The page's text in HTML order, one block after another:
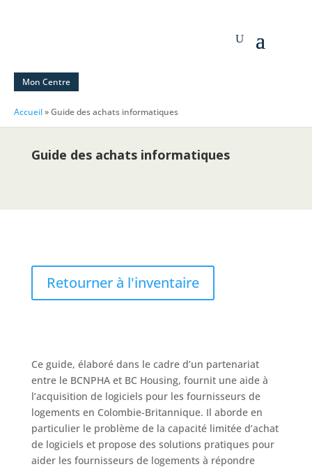
Mon Centre
Accueil»Guide des achats informatiques
Guide des achats informatiques
Retourner à l'inventaire
Ce guide, élaboré dans le cadre d’un partenariat
entre le BCNPHA et BC Housing, fournit une aide à
l’acquisition de logiciels pour les fournisseurs de
logements en Colombie-Britannique. Il aborde en
particulier le problème de la capacité limitée d’achat
de logiciels et propose des solutions pratiques pour
aider les fournisseurs de logements à répondre